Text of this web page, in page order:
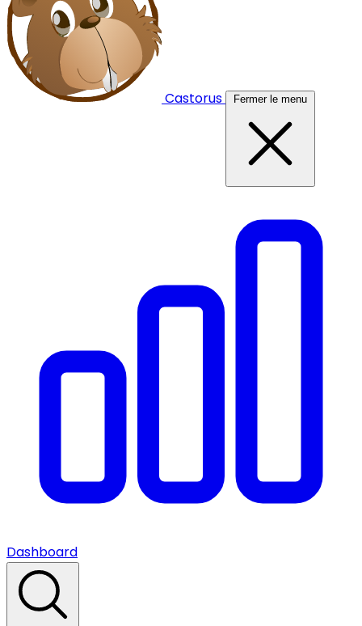
Castorus Fermer le menu
Dashboard